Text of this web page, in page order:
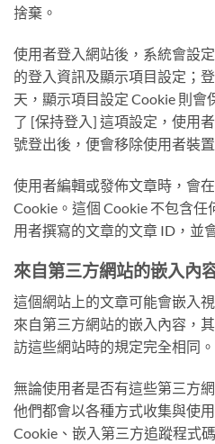
捨棄。
使用者登入網站後，系統會設
的登入資訊及顯示項目設定；
天，顯示項目設定 Cookie 則
了 [保持登入] 這項設定，使用
號登出後，便會移除使用者裝
使用者編輯或發佈文章時，會
Cookie。這個 Cookie 不包含
用者撰寫的文章的文章 ID，並
來自第三方網站的嵌入內
這個網站上的文章可能會嵌入
來自第三方網站的嵌入內容，
訪這些網站時的規定完全相同。
無論使用者是否有這些第三方
他們都會以各種方式收集與使
Cookie、嵌入第三方追蹤程式